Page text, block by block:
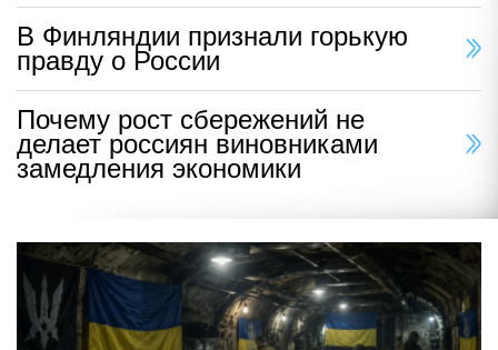
В Финляндии признали горькую
правду о России
Почему рост сбережений не
делает россиян виновниками
замедления экономики